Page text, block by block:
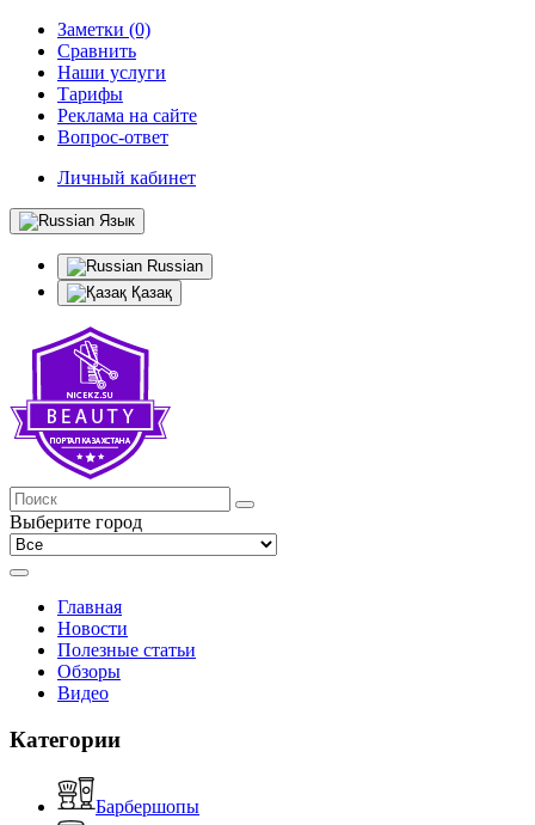
Заметки (0)
Сравнить
Наши услуги
Тарифы
Реклама на сайте
Вопрос-ответ
Личный кабинет
Язык
Russian
Қазақ
Выберите город
Главная
Новости
Полезные статьи
Обзоры
Видео
Категории
Барбершопы